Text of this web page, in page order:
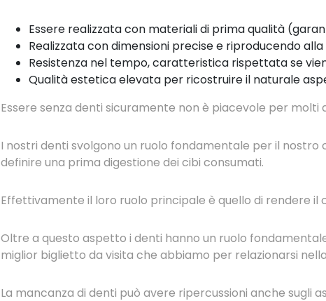
Essere realizzata con materiali di prima qualità
Realizzata con dimensioni precise e riproducendo
Resistenza nel tempo, caratteristica rispettata se
Qualità estetica elevata per ricostruire il naturale
Essere senza denti sicuramente non è piacevole per molti
I nostri denti svolgono un ruolo fondamentale per il
definire una prima digestione dei cibi consumati.
Effettivamente il loro ruolo principale è quello di rendere
Oltre a questo aspetto i denti hanno un ruolo
miglior biglietto da visita che abbiamo per relazionarsi
La mancanza di denti può avere ripercussioni anche sugli